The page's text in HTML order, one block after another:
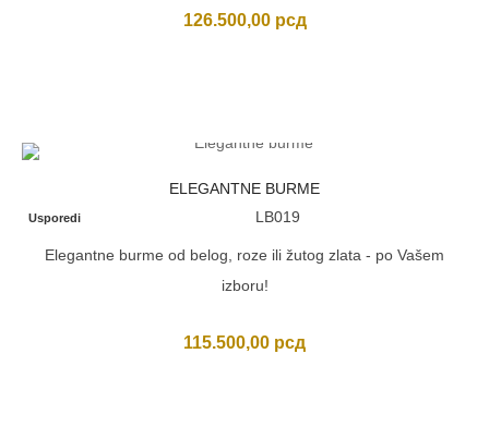
126.500,00 рсд
ELEGANTNE BURME
Usporedi LB019
Elegantne burme od belog, roze ili žutog zlata - po Vašem
izboru!
115.500,00 рсд